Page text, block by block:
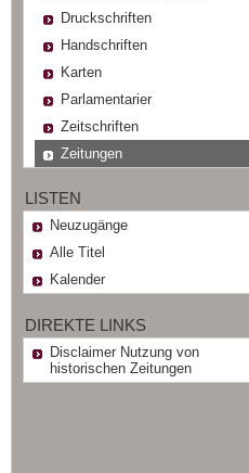
Druckschriften
Handschriften
Karten
Parlamentarier
Zeitschriften
Zeitungen
LISTEN
Neuzugänge
Alle Titel
Kalender
DIREKTE LINKS
Disclaimer Nutzung von
historischen Zeitungen